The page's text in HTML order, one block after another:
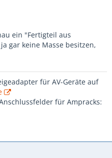
ein "Fertigteil aus
gar keine Masse besitzen,
für AV-Geräte auf
für Ampracks: